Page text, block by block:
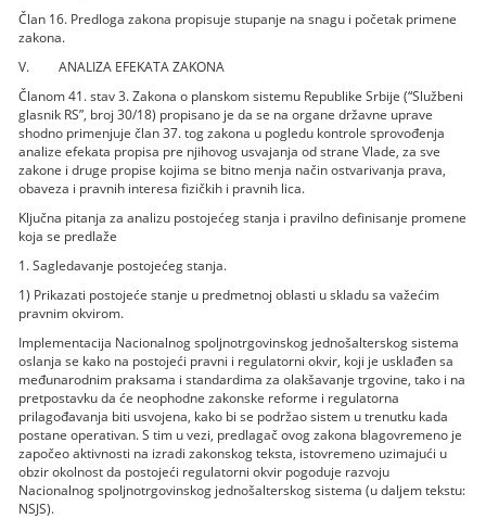
Član 16. Predloga zakona propisuje stupanje na snagu i početak primene
zakona.
V. ANALIZA EFEKATA ZAKONA
Članom 41. stav 3. Zakona o planskom sistemu Republike Srbije (“Službeni
glasnik RS”, broj 30/18) propisano je da se na organe državne uprave
shodno primenjuje član 37. tog zakona u pogledu kontrole sprovođenja
analize efekata propisa pre njihovog usvajanja od strane Vlade, za sve
zakone i druge propise kojima se bitno menja način ostvarivanja prava,
obaveza i pravnih interesa fizičkih i pravnih lica.
Ključna pitanja za analizu postojećeg stanja i pravilno definisanje promene
koja se predlaže
1. Sagledavanje postojećeg stanja.
1) Prikazati postojeće stanje u predmetnoj oblasti u skladu sa važećim
pravnim okvirom.
Implementacija Nacionalnog spoljnotrgovinskog jednošalterskog sistema
oslanja se kako na postojeći pravni i regulatorni okvir, koji je usklađen sa
međunarodnim praksama i standardima za olakšavanje trgovine, tako i na
pretpostavku da će neophodne zakonske reforme i regulatorna
prilagođavanja biti usvojena, kako bi se podržao sistem u trenutku kada
postane operativan. S tim u vezi, predlagač ovog zakona blagovremeno je
započeo aktivnosti na izradi zakonskog teksta, istovremeno uzimajući u
obzir okolnost da postojeći regulatorni okvir pogoduje razvoju
Nacionalnog spoljnotrgovinskog jednošalterskog sistema (u daljem tekstu:
NSJS).